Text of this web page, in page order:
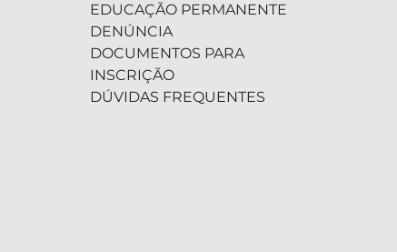
EDUCAÇÃO PERMANENTE
DENÚNCIA
DOCUMENTOS PARA
INSCRIÇÃO
DÚVIDAS FREQUENTES